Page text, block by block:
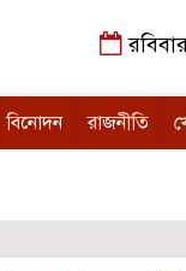
বিনোদন রাজনীতি